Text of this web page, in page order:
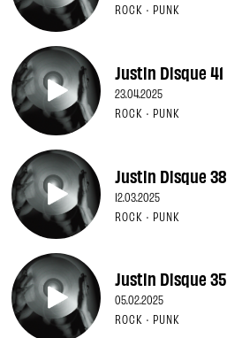
ROCK · PUNK
Justin Disque 41
23.04.2025
ROCK · PUNK
Justin Disque 38
12.03.2025
ROCK · PUNK
Justin Disque 35
05.02.2025
ROCK · PUNK